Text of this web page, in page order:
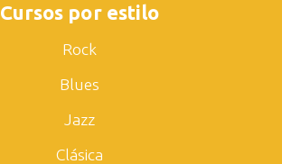
Cursos por estilo
Rock
Blues
Jazz
Clásica